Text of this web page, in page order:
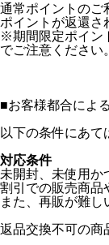
通常ポイントのご
ポイントが返還さ
※期間限定ポイン
でご注意ください。
■お客様都合によ
以下の条件にあて
対応条件
未開封、未使用か
割引での販売商品
また、再販が難
返品交換不可の商